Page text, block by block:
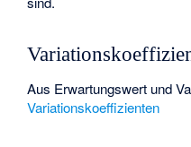
Aus Erwartungswert und
Variationskoeffizienten